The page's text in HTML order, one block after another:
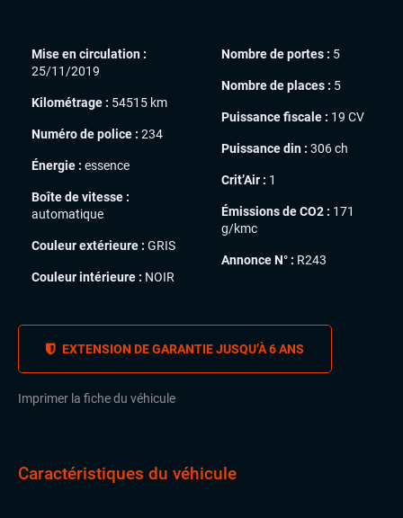
Mise en circulation :
25/11/2019
Kilométrage : 54515 km
Numéro de police : 234
Énergie : essence
Boîte de vitesse :
automatique
Couleur extérieure : GRIS
Couleur intérieure : NOIR
Nombre de portes : 5
Nombre de places : 5
Puissance fiscale : 19 CV
Puissance din : 306 ch
Crit’Air : 1
Émissions de CO2 : 171
g/kmc
Annonce N° : R243
EXTENSION DE GARANTIE JUSQU’À 6 ANS
Imprimer la fiche du véhicule
Caractéristiques du véhicule